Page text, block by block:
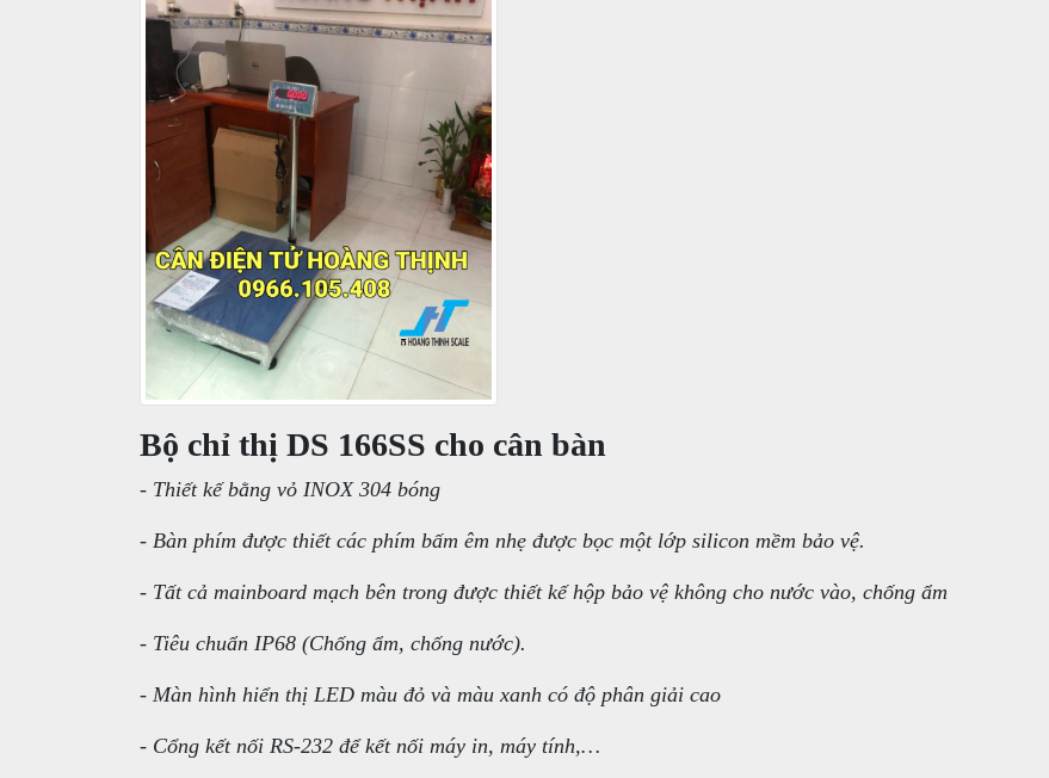
Bộ chỉ thị DS 166SS cho cân bàn
- Thiết kế bằng vỏ INOX 304 bóng
- Bàn phím được thiết các phím bấm êm nhẹ được bọc một lớp silicon mềm bảo vệ.
- Tất cả mainboard mạch bên trong được thiết kế hộp bảo vệ không cho nước vào, chống ẩm
- Tiêu chuẩn IP68 (Chống ẩm, chống nước).
- Màn hình hiển thị LED màu đỏ và màu xanh có độ phân giải cao
- Cổng kết nối RS-232 để kết nối máy in, máy tính,…